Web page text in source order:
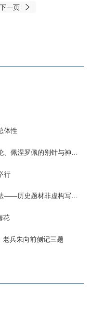
下一页
体性
罗佩的别针与神秘入侵者
行
史题材非虚构写作多人谈
花
老兵朱向前侧记三题